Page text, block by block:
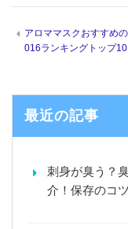
アロママスクおすすめ
016ランキングトップ10
最近の記事
刺身が臭う？
介！保存のコ